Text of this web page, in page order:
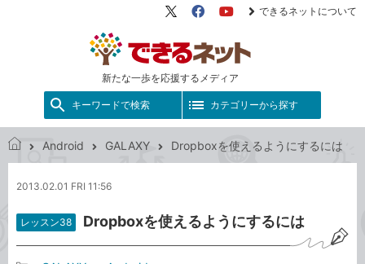
新たな一歩を応援するメディア
X（旧
FacebookYouTube
できるネットについて
キーワードで検索 カテゴリーから探す
る
ッ
ト
Android GALAXY Dropboxを使えるようにするには
2013.02.01 FRI 11:56
レッスン38 Dropboxを使えるようにするには